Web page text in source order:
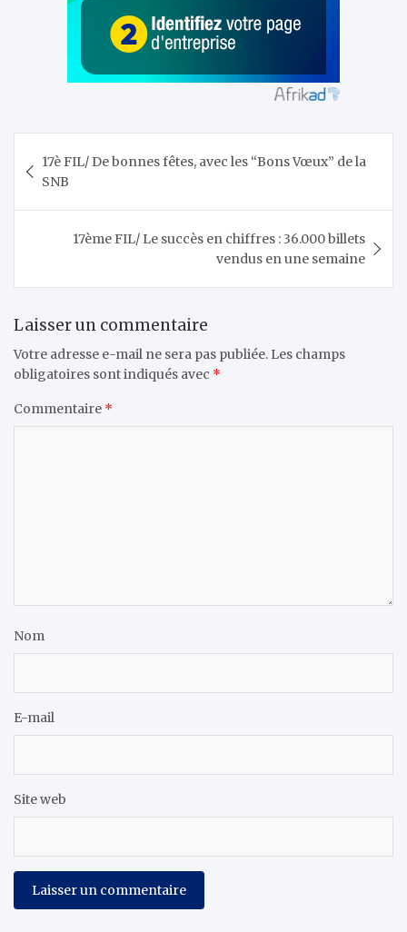
de
l’article
17è FIL/ De bonnes fêtes, avec les “Bons Vœux” de la
SNB
17ème FIL/ Le succès en chiffres : 36.000 billets
vendus en une semaine
Laisser un commentaire
Votre adresse e-mail ne sera pas publiée. Les champs
obligatoires sont indiqués avec *
Commentaire *
Nom
E-mail
Site web